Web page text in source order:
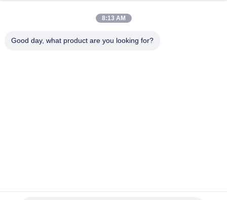
F7, gebouw 2, industrieel park Xinkai, Jinye 2e weg, high-tech
8:13 AM
Good day, what product are you looking for?